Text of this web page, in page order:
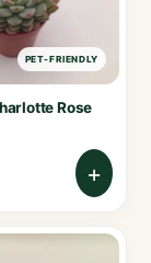
PET-FRIENDLY
Rose
+